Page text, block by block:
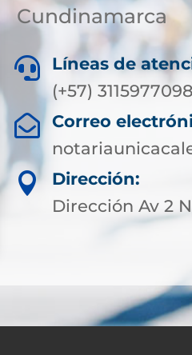
Cundinamarca

Líneas de
(+57)

Correo

Dirección:
Dirección Av 2